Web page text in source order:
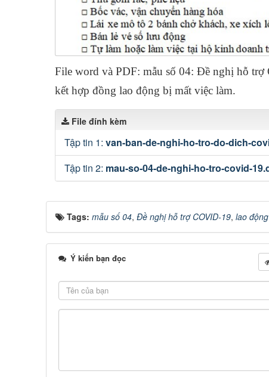
File word và PDF: mẫu số 04: Đề nghị hỗ
kết hợp đồng lao động bị mất việc làm.
File đính kèm
Tập tin 1: van-ban-de-nghi-ho-tro-do-dich-
Tập tin 2: mau-so-04-de-nghi-ho-tro-covid-
Tags: mẫu số 04, Đề nghị hỗ trợ COVID-19, lao
Ý kiến bạn đọc